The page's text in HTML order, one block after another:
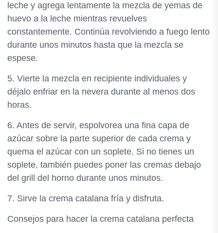
leche y agrega lentamente la mezcla de yemas de
huevo a la leche mientras revuelves
constantemente. Continúa revolviendo a fuego lento
durante unos minutos hasta que la mezcla se
espese.
5. Vierte la mezcla en recipiente individuales y
déjalo enfriar en la nevera durante al menos dos
horas.
6. Antes de servir, espolvorea una fina capa de
azúcar sobre la parte superior de cada crema y
quema el azúcar con un soplete. Si no tienes un
soplete, también puedes poner las cremas debajo
del grill del horno durante unos minutos.
7. Sirve la crema catalana fría y disfruta.
Consejos para hacer la crema catalana perfecta